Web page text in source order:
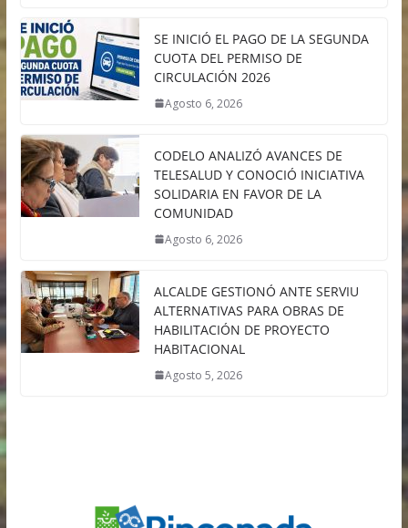
SE INICIÓ EL PAGO DE LA SEGUNDA
CUOTA DEL PERMISO DE
CIRCULACIÓN 2026
Agosto 6, 2026
CODELO ANALIZÓ AVANCES DE
TELESALUD Y CONOCIÓ INICIATIVA
SOLIDARIA EN FAVOR DE LA
COMUNIDAD
Agosto 6, 2026
ALCALDE GESTIONÓ ANTE SERVIU
ALTERNATIVAS PARA OBRAS DE
HABILITACIÓN DE PROYECTO
HABITACIONAL
Agosto 5, 2026